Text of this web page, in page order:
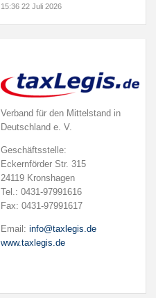
15:36 22 Juli 2026
Verband für den Mittelstand in
Deutschland e. V.
Geschäftsstelle:
Eckernförder Str. 315
24119 Kronshagen
Tel.: 0431-97991616
Fax: 0431-97991617
Email: info@taxlegis.de
www.taxlegis.de